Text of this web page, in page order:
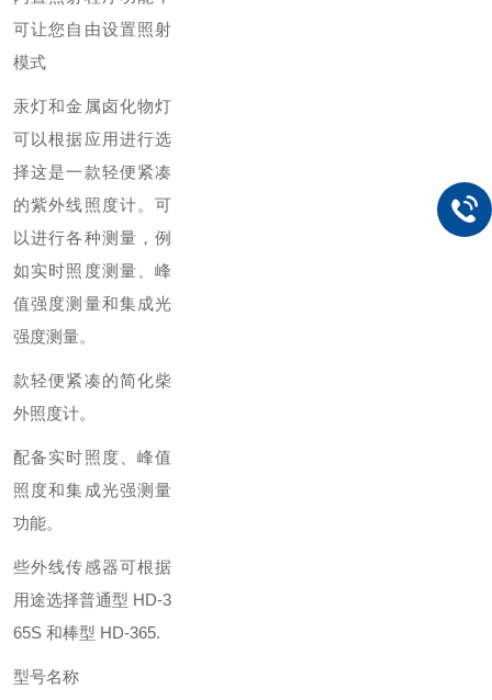
可让您自由设置照射
模式
汞灯和金属卤化物灯
可以根据应用进行选
择这是一款轻便紧凑
的紫外线照度计。可
以进行各种测量，例
如实时照度测量、峰
值强度测量和集成光
强度测量。
款轻便紧凑的简化柴
外照度计。
配备实时照度、峰值
照度和集成光强测量
功能。
些外线传感器可根据
用途选择普通型 HD-3
65S 和棒型 HD-365.
型号名称